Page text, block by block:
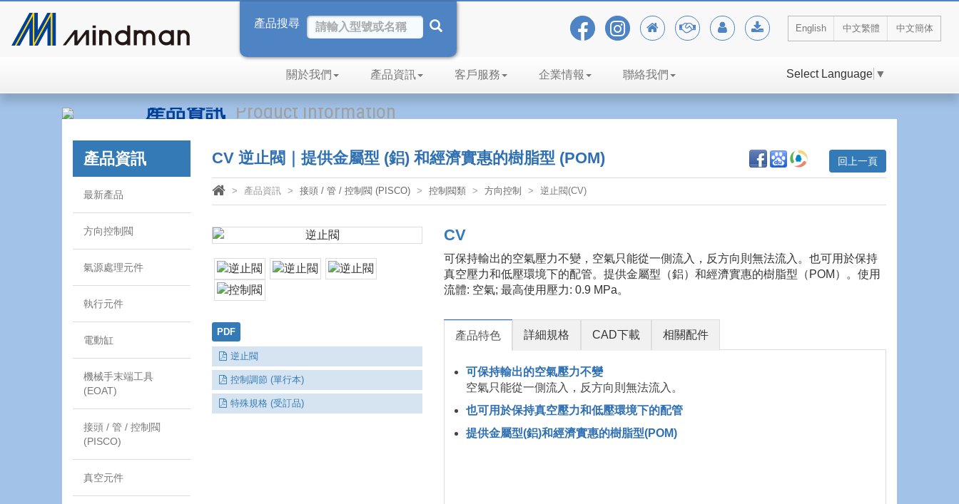
English 中文繁體 中文簡体
產品搜尋
關於我們 產品資訊 客戶服務 企業情報 聯絡我們 Select Language ▼
產品資訊 Product Information
產品資訊
最新產品
方向控制閥
氣源處理元件
執行元件
電動缸
機械手末端工具
(EOAT)
接頭 / 管 / 控制閥
(PISCO)
真空元件
CV 逆止閥｜提供金屬型 (鋁) 和經濟實惠的樹脂型 (POM) 回上一頁
產品資訊 接頭 / 管 / 控制閥 (PISCO) 控制閥類 方向控制 逆止閥(CV)
PDF
逆止閥
控制調節 (單行本)
特殊規格 (受訂品)
CV
可保持輸出的空氣壓力不變，空氣只能從一側流入，反方向則無法流入。也可用於保持
真空壓力和低壓環境下的配管。提供金屬型（鋁）和經濟實惠的樹脂型（POM）。使用
流體: 空氣; 最高使用壓力: 0.9 MPa。
產品特色 詳細規格 CAD下載 相關配件
可保持輸出的空氣壓力不變
空氣只能從一側流入，反方向則無法流入。
也可用於保持真空壓力和低壓環境下的配管
提供金屬型(鋁)和經濟實惠的樹脂型(POM)